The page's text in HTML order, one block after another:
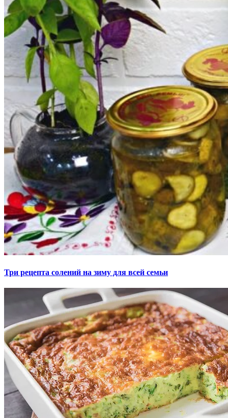
Три рецепта солений на зиму для всей семьи